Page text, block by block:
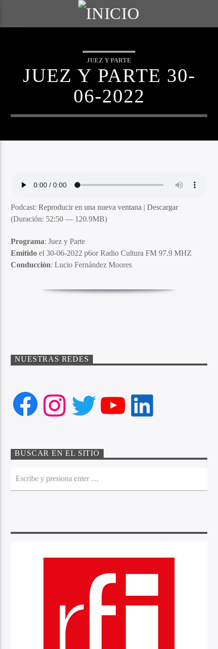
JUEZ Y PARTE
JUEZ Y PARTE 30-
06-2022
Podcast:Reproducir en una nueva ventana |Descargar
(Duración: 52:50 — 120.9MB)
Programa: Juez y Parte
Emitido el 30-06-2022 p6or Radio Cultura FM 97.9 MHZ
Conducción: Lucio Fernández Moores
NUESTRAS REDES
Facebook
Instagram
Twitter
YouTube
LinkedIn
BUSCAR EN EL SITIO